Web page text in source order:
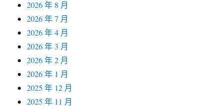
2026 年 8 月
2026 年 7 月
2026 年 4 月
2026 年 3 月
2026 年 2 月
2026 年 1 月
2025 年 12 月
2025 年 11 月